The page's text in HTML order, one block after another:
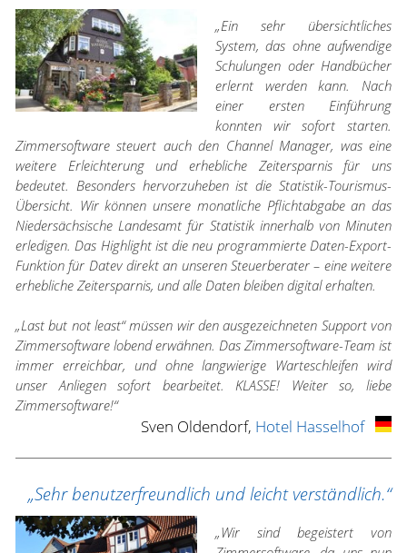
„Ein sehr übersichtliches
System, das ohne aufwendige
Schulungen oder Handbücher
erlernt werden kann. Nach
einer ersten Einführung
konnten wir sofort starten.
Zimmersoftware steuert auch den Channel Manager, was eine
weitere Erleichterung und erhebliche Zeitersparnis für uns
bedeutet. Besonders hervorzuheben ist die Statistik-Tourismus-
Übersicht. Wir können unsere monatliche Pflichtabgabe an das
Niedersächsische Landesamt für Statistik innerhalb von Minuten
erledigen. Das Highlight ist die neu programmierte Daten-Export-
Funktion für Datev direkt an unseren Steuerberater – eine weitere
erhebliche Zeitersparnis, und alle Daten bleiben digital erhalten.
„Last but not least“ müssen wir den ausgezeichneten Support von
Zimmersoftware lobend erwähnen. Das Zimmersoftware-Team ist
immer erreichbar, und ohne langwierige Warteschleifen wird
unser Anliegen sofort bearbeitet. KLASSE! Weiter so, liebe
Zimmersoftware!“
Sven Oldendorf, Hotel Hasselhof
„Sehr benutzerfreundlich und leicht verständlich.“
„Wir sind begeistert von